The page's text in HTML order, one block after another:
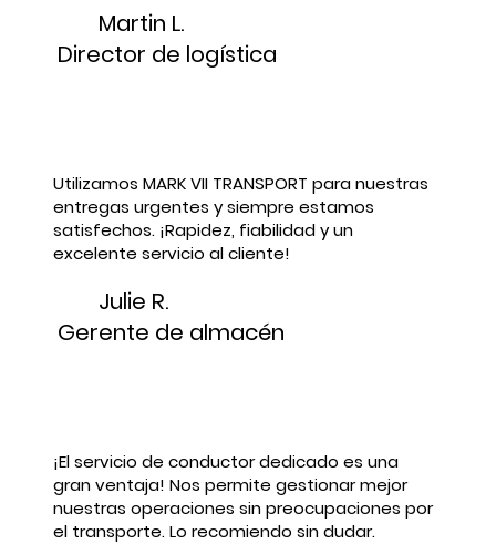
Martin L.
Director de logística
Utilizamos MARK VII TRANSPORT para nuestras
entregas urgentes y siempre estamos
satisfechos. ¡Rapidez, fiabilidad y un
excelente servicio al cliente!
Julie R.
Gerente de almacén
¡El servicio de conductor dedicado es una
gran ventaja! Nos permite gestionar mejor
nuestras operaciones sin preocupaciones por
el transporte. Lo recomiendo sin dudar.